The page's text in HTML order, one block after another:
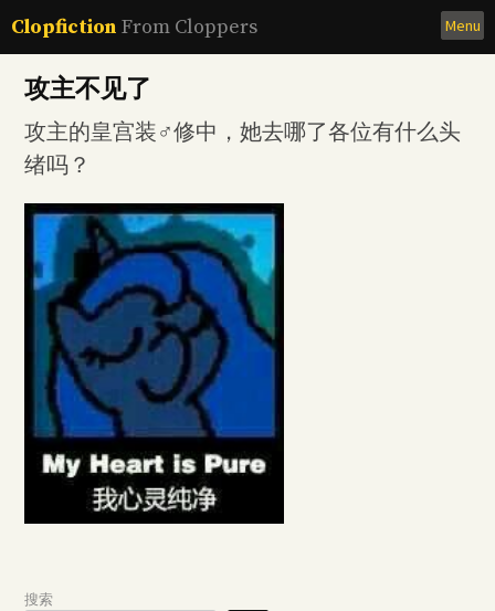
to
content
Clopfiction From Cloppers Menu
攻主不见了
攻主的皇宫装♂修中，她去哪了各位有什么头
绪吗？
搜索